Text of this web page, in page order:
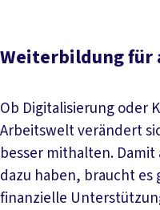
Weiterbildung für
Ob Digitalisierung oder
Arbeitswelt verändert
besser mithalten.
dazu haben, braucht
finanzielle